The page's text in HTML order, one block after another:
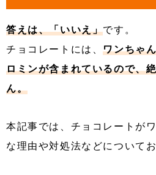
答えは、「いいえ」です。
チョコレートには、ワンちゃ
ロミンが含まれているので、
ん。
本記事では、チョコレートが
な理由や対処法などについてお